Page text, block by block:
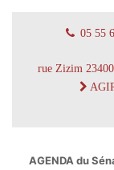
05 55
rue Zizim
AGENDA du